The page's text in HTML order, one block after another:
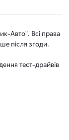
Авто". Всі права
після згоди.
тест-драйвів